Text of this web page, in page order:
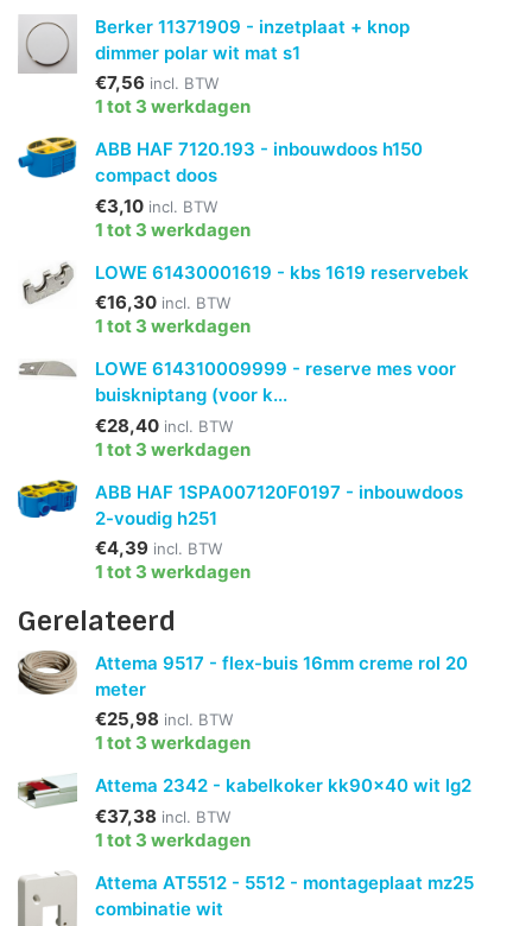
Berker 11371909 - inzetplaat + knop
dimmer polar wit mat s1
€7,56 incl. BTW
1 tot 3 werkdagen
ABB HAF 7120.193 - inbouwdoos h150
compact doos
€3,10 incl. BTW
1 tot 3 werkdagen
LOWE 61430001619 - kbs 1619 reservebek
€16,30 incl. BTW
1 tot 3 werkdagen
LOWE 614310009999 - reserve mes voor
buiskniptang (voor k...
€28,40 incl. BTW
1 tot 3 werkdagen
ABB HAF 1SPA007120F0197 - inbouwdoos
2-voudig h251
€4,39 incl. BTW
1 tot 3 werkdagen
Gerelateerd
Attema 9517 - flex-buis 16mm creme rol 20
meter
€25,98 incl. BTW
1 tot 3 werkdagen
Attema 2342 - kabelkoker kk90x40 wit lg2
€37,38 incl. BTW
1 tot 3 werkdagen
Attema AT5512 - 5512 - montageplaat mz25
combinatie wit